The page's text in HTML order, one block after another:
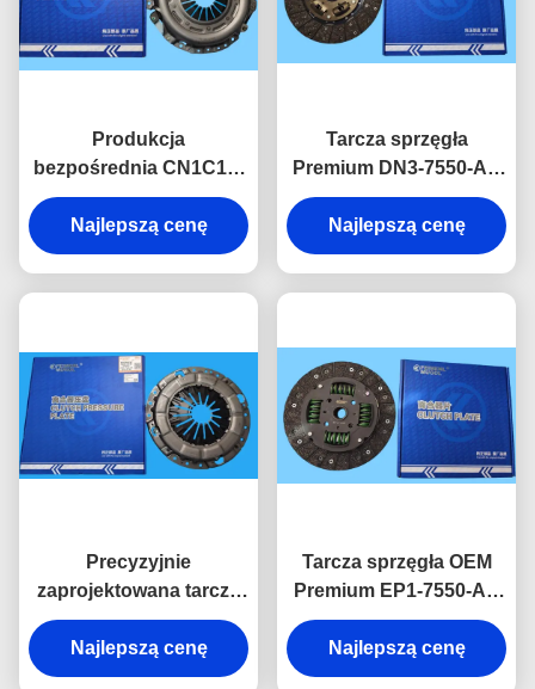
Produkcja
bezpośrednia CN1C15-
7563-AA Płytka
ciśnienia sprzęgła dla
JMC Baodian Euro III &
Najlepszą cenę
Tarcza sprzęgła
Premium DN3-7550-AC
do JMC N800 4D30 dla
płynnej zmiany biegów i
długiej żywotności.
Najlepszą cenę
Precyzyjnie
zaprojektowana tarcza
sprzęgła DN3-7563-AC
do JMC N800 4D30 dla
płynnej zmiany biegów
Najlepszą cenę
Tarcza sprzęgła OEM
Premium EP1-7550-AB
o jakości OEM 250mm
do JMC Baodian Euro
IV Long Cargo Box
Najlepszą cenę